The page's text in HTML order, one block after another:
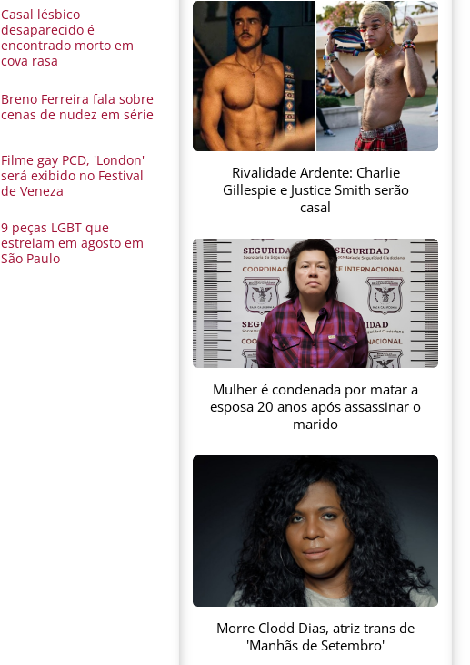
Casal lésbico
desaparecido é
encontrado morto em
cova rasa
Breno Ferreira fala sobre
cenas de nudez em série
Filme gay PCD, 'London'
será exibido no Festival
de Veneza
9 peças LGBT que
estreiam em agosto em
São Paulo
Rivalidade Ardente: Charlie
Gillespie e Justice Smith serão
casal
Mulher é condenada por matar a
esposa 20 anos após assassinar o
marido
Morre Clodd Dias, atriz trans de
'Manhãs de Setembro'